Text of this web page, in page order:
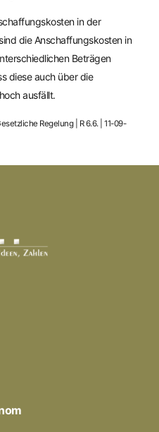
in der
die Anschaffungskosten in
Beträgen
diese auch über die
ausfällt.
Regelung | R 6.6. | 11-09-